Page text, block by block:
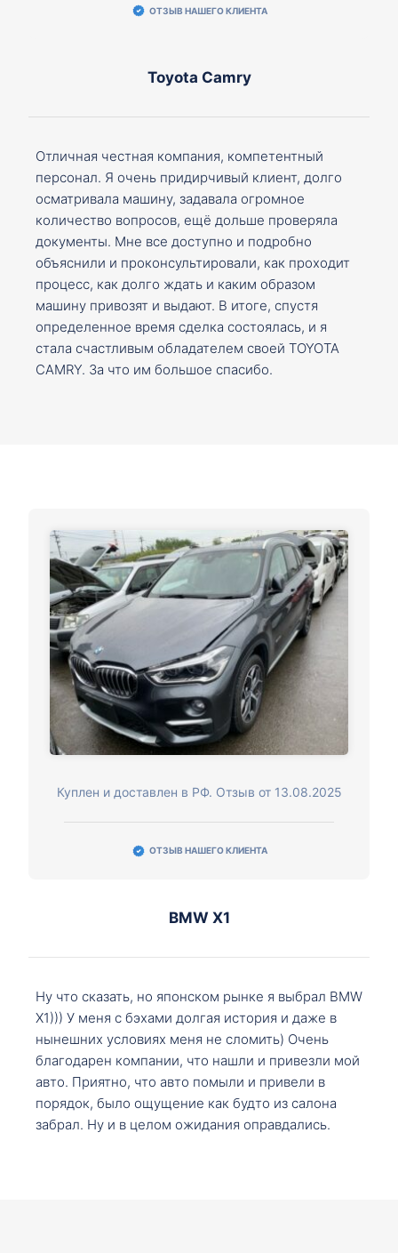
ОТЗЫВ НАШЕГО КЛИЕНТА
Toyota Camry
Отличная честная компания, компетентный
персонал. Я очень придирчивый клиент, долго
осматривала машину, задавала огромное
количество вопросов, ещё дольше проверяла
документы. Мне все доступно и подробно
объяснили и проконсультировали, как проходит
процесс, как долго ждать и каким образом
машину привозят и выдают. В итоге, спустя
определенное время сделка состоялась, и я
стала счастливым обладателем своей TOYOTA
CAMRY. За что им большое спасибо.
Куплен и доставлен в РФ. Отзыв от 13.08.2025
ОТЗЫВ НАШЕГО КЛИЕНТА
BMW X1
Ну что сказать, но японском рынке я выбрал BMW
X1))) У меня с бэхами долгая история и даже в
нынешних условиях меня не сломить) Очень
благодарен компании, что нашли и привезли мой
авто. Приятно, что авто помыли и привели в
порядок, было ощущение как будто из салона
забрал. Ну и в целом ожидания оправдались.